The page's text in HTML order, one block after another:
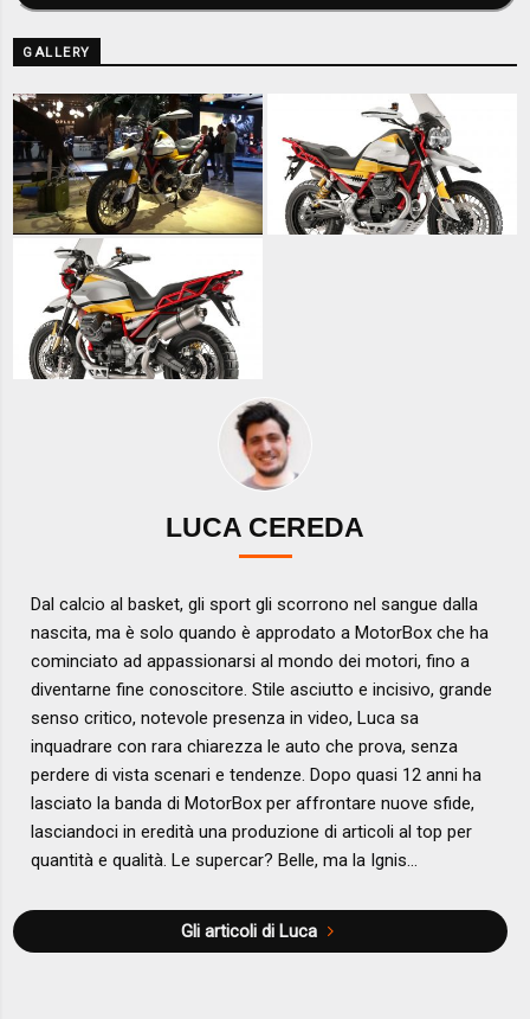
GALLERY
LUCA CEREDA
Dal calcio al basket, gli sport gli scorrono nel sangue dalla
nascita, ma è solo quando è approdato a MotorBox che ha
cominciato ad appassionarsi al mondo dei motori, fino a
diventarne fine conoscitore. Stile asciutto e incisivo, grande
senso critico, notevole presenza in video, Luca sa
inquadrare con rara chiarezza le auto che prova, senza
perdere di vista scenari e tendenze. Dopo quasi 12 anni ha
lasciato la banda di MotorBox per affrontare nuove sfide,
lasciandoci in eredità una produzione di articoli al top per
quantità e qualità. Le supercar? Belle, ma la Ignis...
Gli articoli di Luca